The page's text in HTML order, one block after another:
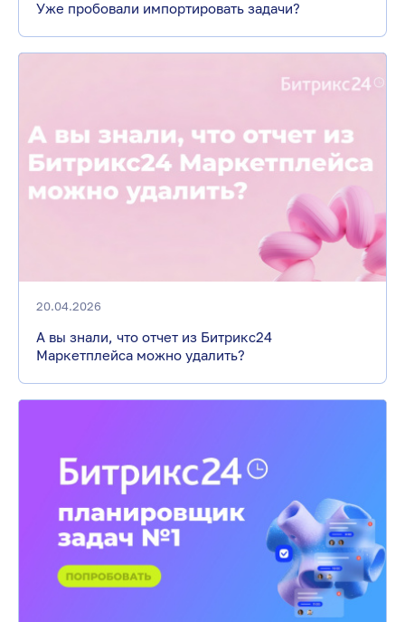
Уже пробовали импортировать задачи?
20.04.2026
А вы знали, что отчет из Битрикс24
Маркетплейса можно удалить?